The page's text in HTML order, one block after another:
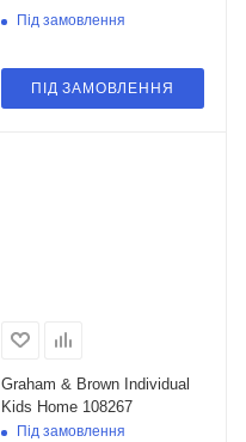
Під замовлення
ПІД ЗАМОВЛЕННЯ
Graham & Brown Individual
Kids Home 108267
Під замовлення